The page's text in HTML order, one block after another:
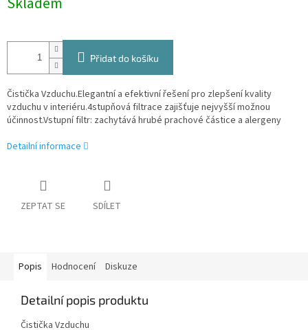
cena:
Přidat do košíku
Čistička Vzduchu.Elegantní a efektivní řešení pro zlepšení kvality
vzduchu v interiéru.4stupňová filtrace zajišťuje nejvyšší možnou
účinnost.Vstupní filtr: zachytává hrubé prachové částice a alergeny
Detailní informace
ZEPTAT SE SDÍLET
Popis Hodnocení Diskuze
Detailní popis produktu
Čistička Vzduchu